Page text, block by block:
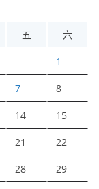
五 六
1
7 8
14 15
21 22
28 29